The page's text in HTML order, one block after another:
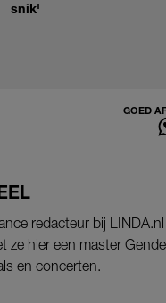
snik'
GOED
redacteur bij
ze hier een master
en concerten.